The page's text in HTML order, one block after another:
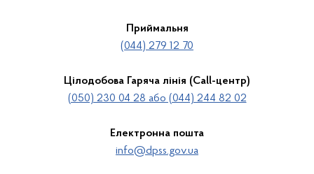
Приймальня
(044) 279 12 70
Цілодобова Гаряча лінія (Call-центр)
(050) 230 04 28 або (044) 244 82 02
Електронна пошта
info@dpss.gov.ua